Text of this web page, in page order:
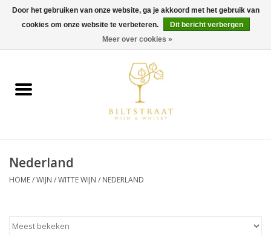
0 Artikelen - €0,00
Wijn
Gin & Tonic
Gedestilleerd
Nederland
HOME/WIJN /WITTE WIJN / NEDERLAND
Door het gebruiken van onze website, ga je akkoord met het gebruik van
cookies om onze website te verbeteren.
Dit bericht verbergen
Meer over cookies »